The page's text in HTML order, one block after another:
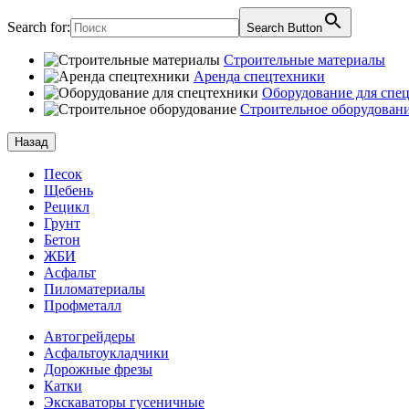
Search for: Search Button
Строительные материалы
Аренда спецтехники
Оборудование для
Строительное
Назад
Песок
Щебень
Рецикл
Грунт
Бетон
ЖБИ
Асфальт
Пиломатериалы
Профметалл
Автогрейдеры
Асфальто­укладчики
Дорожные фрезы
Катки
Экскаваторы гусеничные